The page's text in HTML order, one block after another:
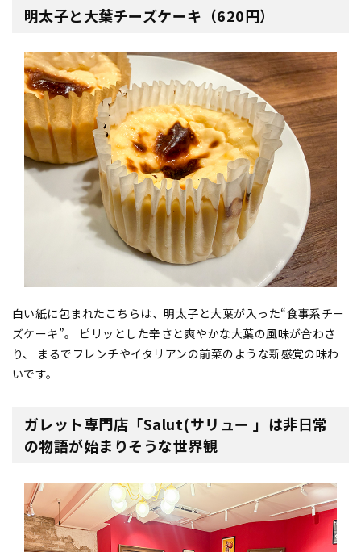
明太子と大葉チーズケーキ（620円）
白い紙に包まれたこちらは、明太子と大葉が入った“食事系チー
ズケーキ”。 ピリッとした辛さと爽やかな大葉の風味が合わさ
り、 まるでフレンチやイタリアンの前菜のような新感覚の味わ
いです。
ガレット専門店 「Salut(サリュー 」 は非日常
の物語が始まりそうな世界観